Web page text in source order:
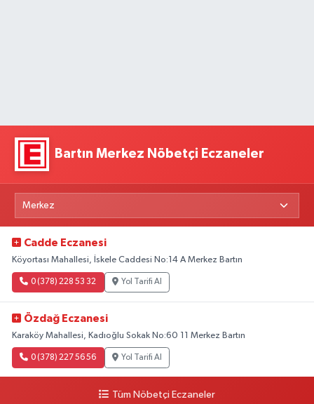
Bartın Merkez Nöbetçi Eczaneler
Cadde Eczanesi
Köyortası Mahallesi, İskele Caddesi No:14 A Merkez Bartın
0 (378) 228 53 32 Yol Tarifi Al
Özdağ Eczanesi
Karaköy Mahallesi, Kadıoğlu Sokak No:60 11 Merkez Bartın
0 (378) 227 56 56 Yol Tarifi Al
Tüm Nöbetçi Eczaneler